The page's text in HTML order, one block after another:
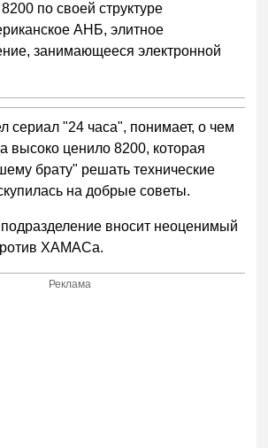
по своей структуре
АНБ, элитное
занимающееся электронной
сериал "24 часа", понимает, о чем
высоко ценило 8200, которая
брату" решать технические
на добрые советы.
вносит неоценимый
ХАМАСа.
Реклама